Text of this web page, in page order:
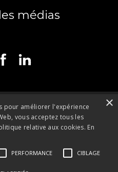
médias
×
pour améliorer l'expérience
vous acceptez tous les
relative aux cookies. En
PERFORMANCE CIBLAGE